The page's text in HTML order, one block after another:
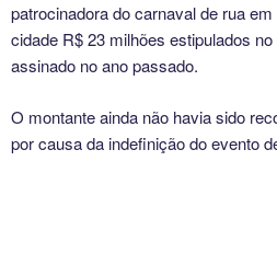
patrocinadora do carnaval de rua
cidade R$ 23 milhões estipulados
assinado no ano passado.
O montante ainda não havia sido
por causa da indefinição do evento